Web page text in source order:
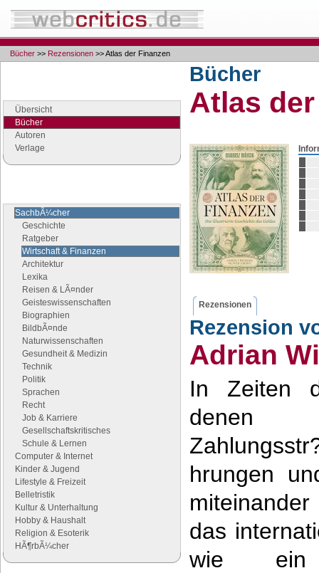
Bücher >> Rezensionen >> Atlas der Finanzen
Übersicht
Bücher
Autoren
Verlage
SachbÃ¼cher
Geschichte
Ratgeber
Wirtschaft & Finanzen
Architektur
Lexika
Reisen & LÃ¤nder
Geisteswissenschaften
Biographien
BildbÃ¤nde
Naturwissenschaften
Gesundheit & Medizin
Technik
Politik
Sprachen
Recht
Job & Karriere
Gesellschaftskritisches
Schule & Lernen
Computer & Internet
Kinder & Jugend
Lifestyle & Freizeit
Belletristik
Kultur & Unterhaltung
Hobby & Haushalt
Religion & Esoterik
HÃ¶rbÃ¼cher
Bücher
Atlas
Rezensionen
Rezension
Adrian
In Zeiten
denen
hrungen
das
wie ein